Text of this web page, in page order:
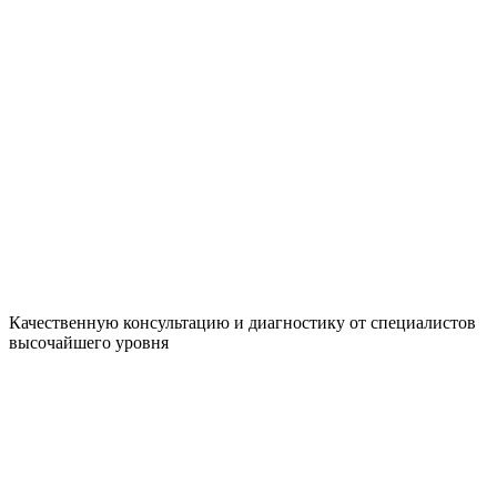
Качественную консультацию и диагностику от специалистов
высочайшего уровня